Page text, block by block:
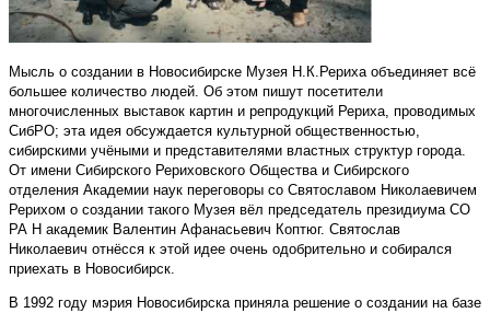
Мысль о создании в Новосибирске Музея Н.К.Рериха объединяет всё
большее количество людей. Об этом пишут посетители
многочисленных выставок картин и репродукций Рериха, проводимых
СибРО; эта идея обсуждается культурной общественностью,
сибирскими учёными и представителями властных структур города.
От имени Сибирского Рериховского Общества и Сибирского
отделения Академии наук переговоры со Святославом Николаевичем
Рерихом о создании такого Музея вёл председатель президиума СО
РА Н академик Валентин Афанасьевич Коптюг. Святослав
Николаевич отнёсся к этой идее очень одобрительно и собирался
приехать в Новосибирск.
В 1992 году мэрия Новосибирска приняла решение о создании на базе